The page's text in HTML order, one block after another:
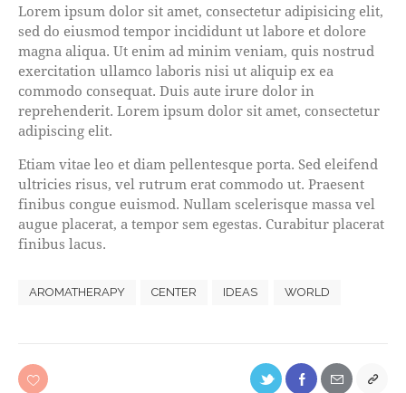
Lorem ipsum dolor sit amet, consectetur adipisicing elit,
sed do eiusmod tempor incididunt ut labore et dolore
magna aliqua. Ut enim ad minim veniam, quis nostrud
exercitation ullamco laboris nisi ut aliquip ex ea
commodo consequat. Duis aute irure dolor in
reprehenderit. Lorem ipsum dolor sit amet, consectetur
adipiscing elit.
Etiam vitae leo et diam pellentesque porta. Sed eleifend
ultricies risus, vel rutrum erat commodo ut. Praesent
finibus congue euismod. Nullam scelerisque massa vel
augue placerat, a tempor sem egestas. Curabitur placerat
finibus lacus.
AROMATHERAPY CENTER IDEAS WORLD